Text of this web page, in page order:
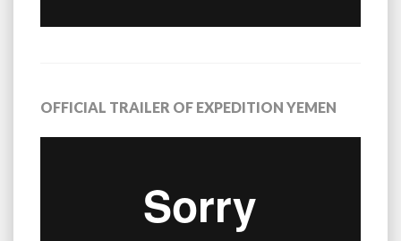
OFFICIAL TRAILER OF EXPEDITION YEMEN